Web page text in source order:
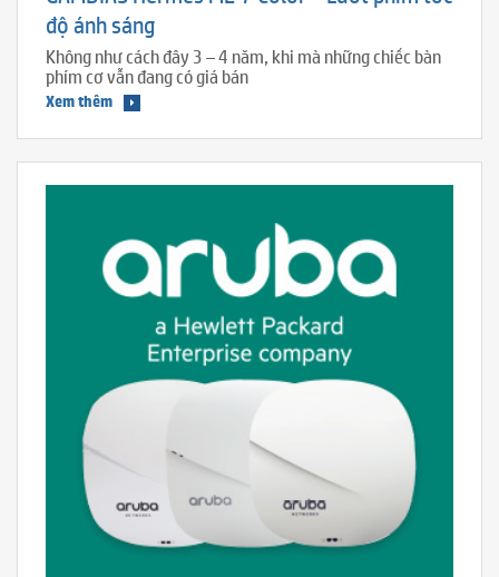
độ ánh sáng
Không như cách đây 3 – 4 năm, khi mà những chiếc bàn
phím cơ vẫn đang có giá bán
Xem thêm